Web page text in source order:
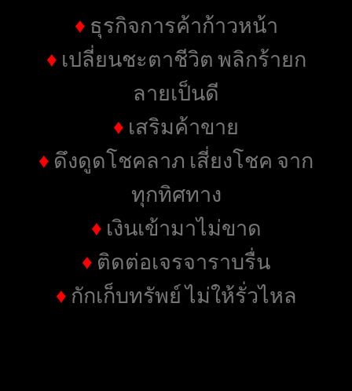
♦ ธุรกิจการค้าก้าวหน้า
♦ เปลี่ยนชะตาชีวิต พลิกร้ายก
ลายเป็นดี
♦ เสริมค้าขาย
♦ ดึงดูดโชคลาภ เสี่ยงโชค จาก
ทุกทิศทาง
♦ เงินเข้ามาไม่ขาด
♦ ติดต่อเจรจาราบรื่น
♦ กักเก็บทรัพย์ ไม่ให้รั่วไหล